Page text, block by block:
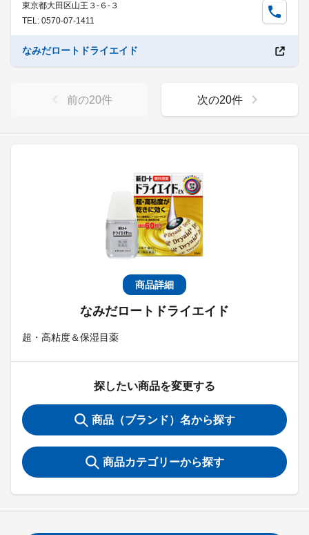
商品詳細
なみだロートドライエイド
超・高粘度＆保湿目薬
探したい商品を変更する
商品（ブランド）名から探す
商品カテゴリーから探す
東京都大田区山王３-６-３
TEL: 0570-07-1411
なみだロートドライエイド
前の20件 次の20件